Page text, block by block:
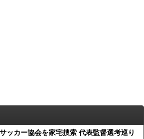
ッカー協会を家宅捜索 代表監督選考巡り